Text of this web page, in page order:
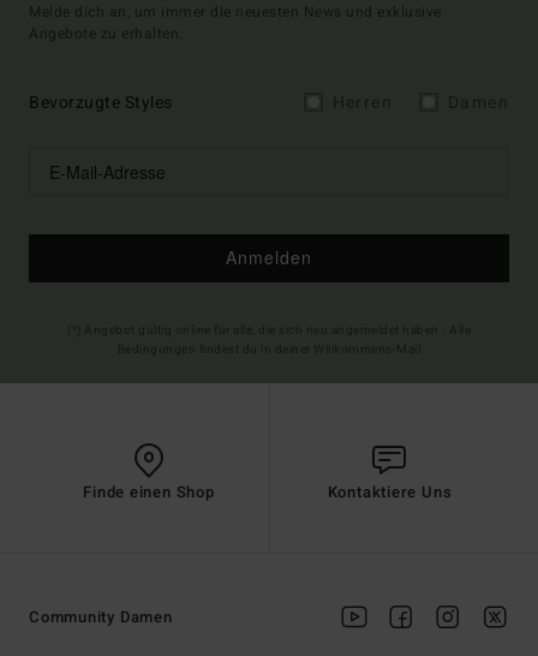
Melde dich an, um immer die neuesten News und exklusive
Angebote zu erhalten.
Bevorzugte Styles
Anmelden
Finde einen Shop Kontaktiere Uns
Community Damen